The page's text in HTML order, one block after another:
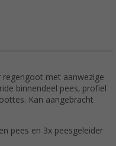
regengoot met aanwezige
binnendeel pees, profiel
Kan aangebracht
pees en 3x peesgeleider